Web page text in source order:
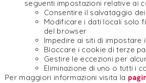
seguenti impostazioni relative ai
Consentire il salvataggio
Modificare i dati locali solo
del browser
Impedire ai siti di impostare
Bloccare i cookie di terze
Gestire le eccezioni per
Eliminazione di uno o tutti i
Per maggiori informazioni visita la